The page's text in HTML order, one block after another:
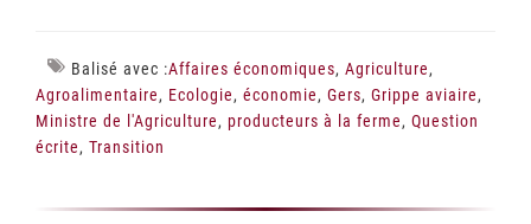
Balisé avec :Affaires économiques, Agriculture,
Agroalimentaire, Ecologie, économie, Gers, Grippe aviaire,
Ministre de l'Agriculture, producteurs à la ferme, Question
écrite, Transition